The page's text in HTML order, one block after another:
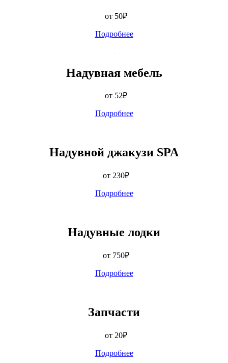
от 50₽
Подробнее
Надувная мебель
от 52₽
Подробнее
Надувной джакузи SPA
от 230₽
Подробнее
Надувные лодки
от 750₽
Подробнее
Запчасти
от 20₽
Подробнее